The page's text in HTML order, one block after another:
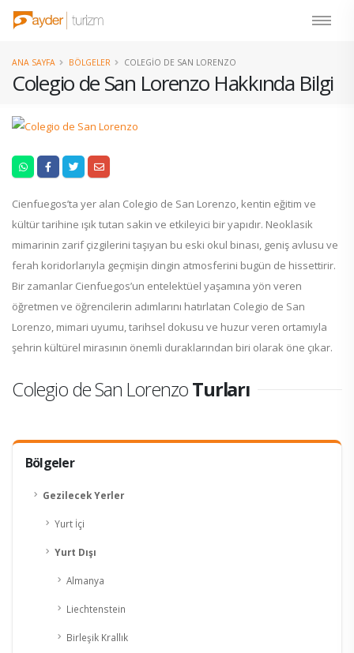
Colegio de San Lorenzo Hakkında Bilgi
ANA SAYFA BÖLGELER COLEGIO DE SAN LORENZO
Bölgeler
Gezilecek Yerler
Yurt İçi
Yurt Dışı
Almanya
Liechtenstein
Birleşik Krallık
Cienfuegos’ta yer alan Colegio de San Lorenzo, kentin eğitim ve
kültür tarihine ışık tutan sakin ve etkileyici bir yapıdır. Neoklasik
mimarinin zarif çizgilerini taşıyan bu eski okul binası, geniş avlusu ve
ferah koridorlarıyla geçmişin dingin atmosferini bugün de hissettirir.
Bir zamanlar Cienfuegos’un entelektüel yaşamına yön veren
öğretmen ve öğrencilerin adımlarını hatırlatan Colegio de San
Lorenzo, mimari uyumu, tarihsel dokusu ve huzur veren ortamıyla
şehrin kültürel mirasının önemli duraklarından biri olarak öne çıkar.
Colegio de San LorenzoTurları